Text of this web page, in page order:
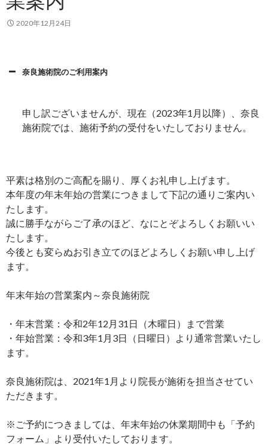
2020年12月24日
奈良施術院のご利用案内
申し訳ございませんが、現在（2023年1月以降）、奈良
施術院では、施術予約の受付をいたしておりません。
平素は格別のご高配を賜り、厚くお礼申し上げます。
本年度の年末年始の営業につきまして下記の通りご案内い
たします。
誠に勝手ながらご了承のほど、なにとぞよろしくお願いい
たします。
今後とも変らぬお引き立てのほどよろしくお願い申し上げ
ます。
年末年始の営業案内～奈良施術院
・年末営業：令和2年12月31日（木曜日）まで営業
・年始営業：令和3年1月3日（日曜日）より通常営業いたし
ます。
奈良施術院は、2021年1月より院長が施術を担当させてい
ただきます。
※ご予約につきましては、年末年始の休業期間中も「予約
フォーム」より受付いたしております。